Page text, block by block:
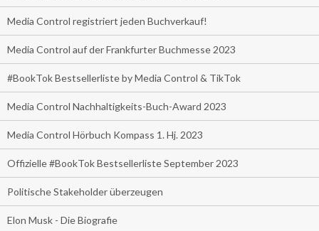
Media Control registriert jeden Buchverkauf!
Media Control auf der Frankfurter Buchmesse 2023
#BookTok Bestsellerliste by Media Control & TikTok
Media Control Nachhaltigkeits-Buch-Award 2023
Media Control Hörbuch Kompass 1. Hj. 2023
Offizielle #BookTok Bestsellerliste September 2023
Politische Stakeholder überzeugen
Elon Musk - Die Biografie